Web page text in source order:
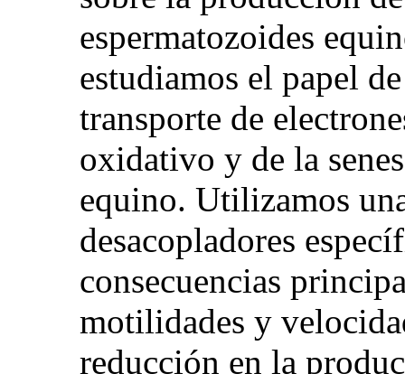
espermatozoides
estudiamos el papel
transporte de
oxidativo y de la
equino. Utilizamos
desacopladores
consecuencias
motilidades y
reducción en la